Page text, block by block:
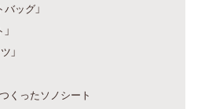
ッグ」
」
くったソノシート